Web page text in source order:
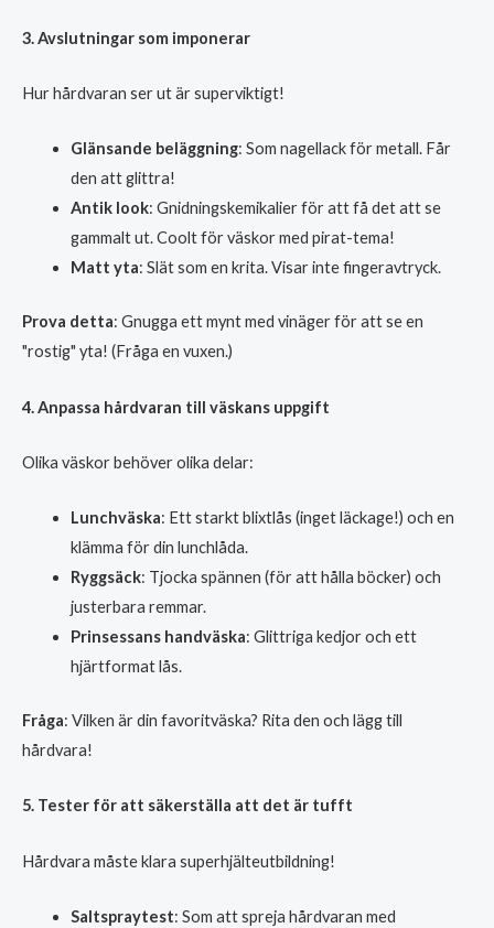
3. Avslutningar som imponerar
Hur hårdvaran ser ut är superviktigt!
Glänsande beläggning: Som nagellack för metall. Får
den att glittra!
Antik look: Gnidningskemikalier för att få det att se
gammalt ut. Coolt för väskor med pirat-tema!
Matt yta: Slät som en krita. Visar inte fingeravtryck.
Prova detta: Gnugga ett mynt med vinäger för att se en
"rostig" yta! (Fråga en vuxen.)
4. Anpassa hårdvaran till väskans uppgift
Olika väskor behöver olika delar:
Lunchväska: Ett starkt blixtlås (inget läckage!) och en
klämma för din lunchlåda.
Ryggsäck: Tjocka spännen (för att hålla böcker) och
justerbara remmar.
Prinsessans handväska: Glittriga kedjor och ett
hjärtformat lås.
Fråga: Vilken är din favoritväska? Rita den och lägg till
hårdvara!
5. Tester för att säkerställa att det är tufft
Hårdvara måste klara superhjälteutbildning!
Saltspraytest: Som att spreja hårdvaran med